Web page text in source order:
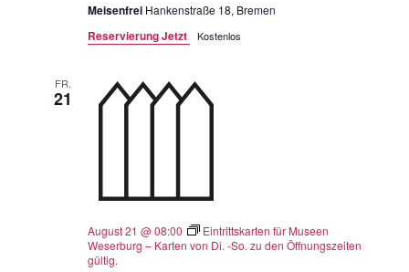
Meisenfrei Hankenstraße 18, Bremen
Reservierung Jetzt Kostenlos
FR.
21
August 21 @ 08:00
Eintrittskarten für Museen
Weserburg – Karten von Di. -So. zu den Öffnungszeiten
gültig.